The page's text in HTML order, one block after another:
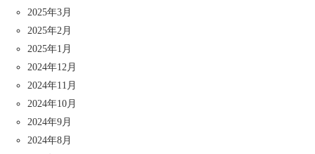
2025年3月
2025年2月
2025年1月
2024年12月
2024年11月
2024年10月
2024年9月
2024年8月